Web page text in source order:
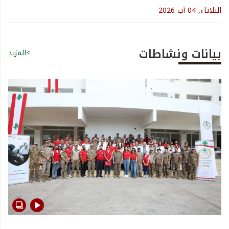
الثلاثاء, 04 آب 2026
بيانات ونشاطات >المزيد